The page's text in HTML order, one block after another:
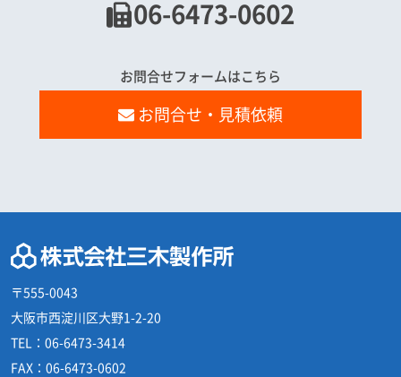
06-6473-0602
お問合せフォームはこちら
お問合せ・見積依頼
〒555-0043
大阪市西淀川区大野1-2-20
TEL： 06-6473-3414
FAX： 06-6473-0602